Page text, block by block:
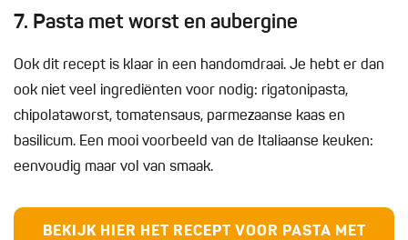
7. Pasta met worst en aubergine
Ook dit recept is klaar in een handomdraai. Je hebt er dan
ook niet veel ingrediënten voor nodig: rigatonipasta,
chipolataworst, tomatensaus, parmezaanse kaas en
basilicum. Een mooi voorbeeld van de Italiaanse keuken:
eenvoudig maar vol van smaak.
BEKIJK HIER HET RECEPT VOOR PASTA MET